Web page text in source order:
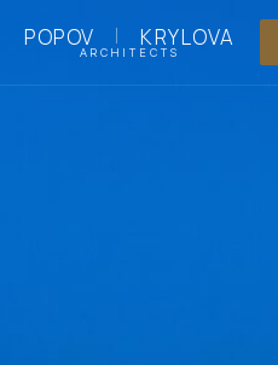
POPOV | KRYLOVA
ARCHITECTS